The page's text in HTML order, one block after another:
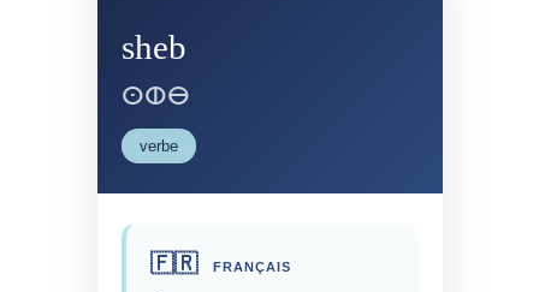
sheb
ⵙⵀⴱ
verbe
🇫🇷 FRANÇAIS